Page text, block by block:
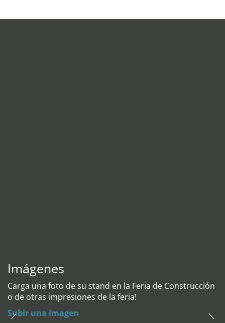
Imágenes
Carga una foto de su stand en la Feria de Construcción
o de otras impresiones de la feria!
Subir una imagen